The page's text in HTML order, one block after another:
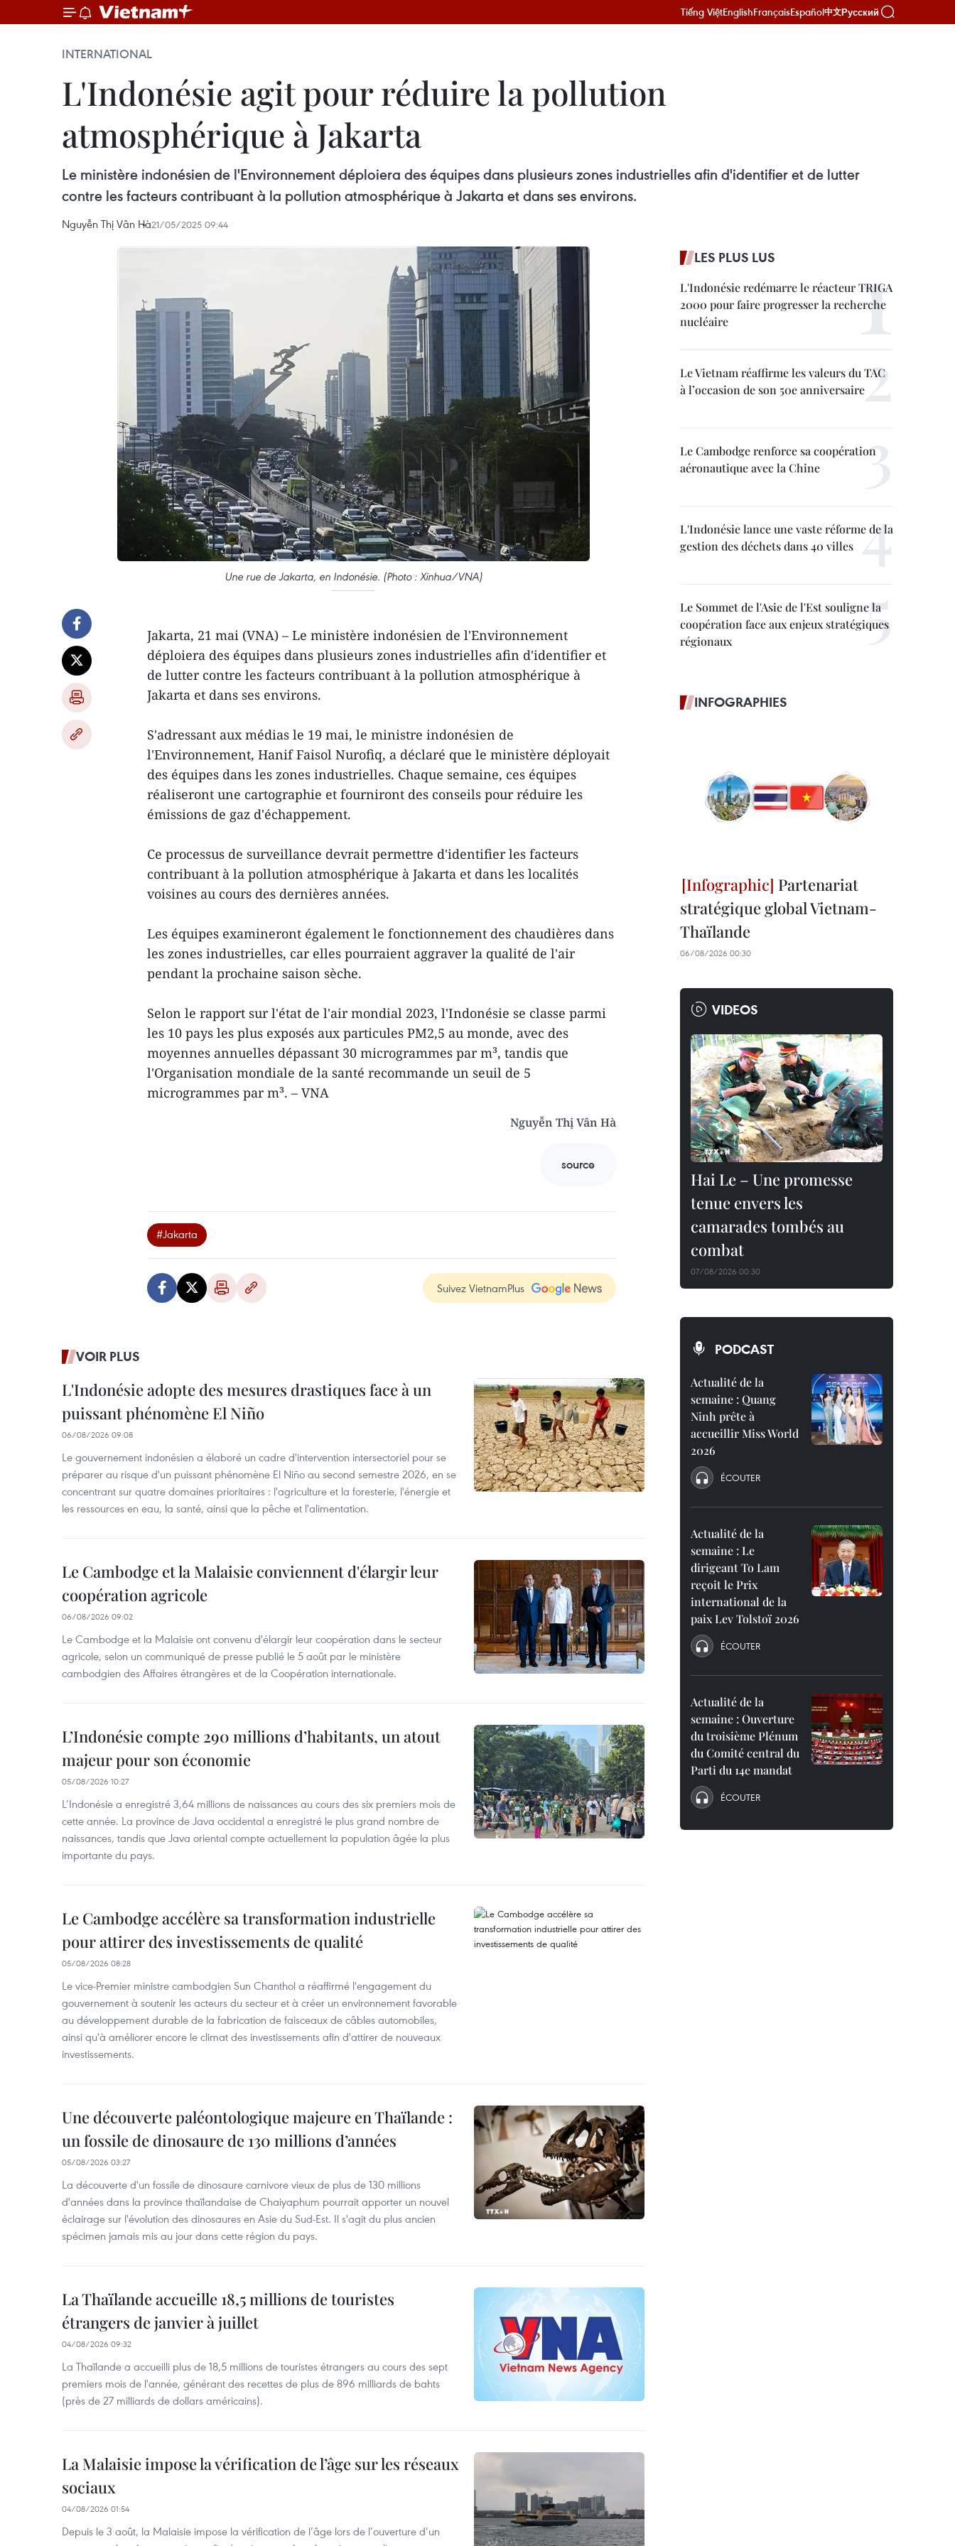
Tiếng ViệtEnglishFrançaisEspañol中文Русский
INTERNATIONAL
L'Indonésie agit pour réduire la pollution
atmosphérique à Jakarta
Le ministère indonésien de l'Environnement déploiera des équipes dans plusieurs zones industrielles afin d'identifier et de lutter
contre les facteurs contribuant à la pollution atmosphérique à Jakarta et dans ses environs.
Nguyễn Thị Vân Hà21/05/2025 09:44
Une rue de Jakarta, en Indonésie. (Photo : Xinhua/VNA)
Jakarta, 21 mai (VNA) – Le ministère indonésien de l'Environnement
déploiera des équipes dans plusieurs zones industrielles afin d'identifier et
de lutter contre les facteurs contribuant à la pollution atmosphérique à
Jakarta et dans ses environs.
S'adressant aux médias le 19 mai, le ministre indonésien de
l'Environnement, Hanif Faisol Nurofiq, a déclaré que le ministère déployait
des équipes dans les zones industrielles. Chaque semaine, ces équipes
réaliseront une cartographie et fourniront des conseils pour réduire les
émissions de gaz d'échappement.
Ce processus de surveillance devrait permettre d'identifier les facteurs
contribuant à la pollution atmosphérique à Jakarta et dans les localités
voisines au cours des dernières années.
Les équipes examineront également le fonctionnement des chaudières dans
les zones industrielles, car elles pourraient aggraver la qualité de l'air
pendant la prochaine saison sèche.
Selon le rapport sur l'état de l'air mondial 2023, l'Indonésie se classe parmi
les 10 pays les plus exposés aux particules PM2,5 au monde, avec des
moyennes annuelles dépassant 30 microgrammes par m³, tandis que
l'Organisation mondiale de la santé recommande un seuil de 5
microgrammes par m³. – VNA
Nguyễn Thị Vân Hà
source
#Jakarta
Suivez VietnamPlus
VOIR PLUS
L'Indonésie adopte des mesures drastiques face à un
puissant phénomène El Niño
06/08/2026 09:08
Le gouvernement indonésien a élaboré un cadre d'intervention intersectoriel pour se
préparer au risque d'un puissant phénomène El Niño au second semestre 2026, en se
concentrant sur quatre domaines prioritaires : l'agriculture et la foresterie, l'énergie et
les ressources en eau, la santé, ainsi que la pêche et l'alimentation.
Le Cambodge et la Malaisie conviennent d'élargir leur
coopération agricole
06/08/2026 09:02
Le Cambodge et la Malaisie ont convenu d'élargir leur coopération dans le secteur
agricole, selon un communiqué de presse publié le 5 août par le ministère
cambodgien des Affaires étrangères et de la Coopération internationale.
L’Indonésie compte 290 millions d’habitants, un atout
majeur pour son économie
05/08/2026 10:27
L’Indonésie a enregistré 3,64 millions de naissances au cours des six premiers mois de
cette année. La province de Java occidental a enregistré le plus grand nombre de
naissances, tandis que Java oriental compte actuellement la population âgée la plus
importante du pays.
Le Cambodge accélère sa transformation industrielle
pour attirer des investissements de qualité
05/08/2026 08:28
Le vice-Premier ministre cambodgien Sun Chanthol a réaffirmé l'engagement du
gouvernement à soutenir les acteurs du secteur et à créer un environnement favorable
au développement durable de la fabrication de faisceaux de câbles automobiles,
ainsi qu'à améliorer encore le climat des investissements afin d'attirer de nouveaux
investissements.
Une découverte paléontologique majeure en Thaïlande :
un fossile de dinosaure de 130 millions d’années
05/08/2026 03:27
La découverte d'un fossile de dinosaure carnivore vieux de plus de 130 millions
d'années dans la province thaïlandaise de Chaiyaphum pourrait apporter un nouvel
éclairage sur l'évolution des dinosaures en Asie du Sud-Est. Il s'agit du plus ancien
spécimen jamais mis au jour dans cette région du pays.
La Thaïlande accueille 18,5 millions de touristes
étrangers de janvier à juillet
04/08/2026 09:32
La Thaïlande a accueilli plus de 18,5 millions de touristes étrangers au cours des sept
premiers mois de l'année, générant des recettes de plus de 896 milliards de bahts
(près de 27 milliards de dollars américains).
La Malaisie impose la vérification de l’âge sur les réseaux
sociaux
04/08/2026 01:54
Depuis le 3 août, la Malaisie impose la vérification de l’âge lors de l’ouverture d’un
LES PLUS LUS
L'Indonésie redémarre le réacteur TRIGA
2000 pour faire progresser la recherche
nucléaire
Le Vietnam réaffirme les valeurs du TAC
à l’occasion de son 50e anniversaire
Le Cambodge renforce sa coopération
aéronautique avec la Chine
L'Indonésie lance une vaste réforme de la
gestion des déchets dans 40 villes
Le Sommet de l'Asie de l'Est souligne la
coopération face aux enjeux stratégiques
régionaux
INFOGRAPHIES
Partenariat
stratégique global Vietnam-
Thaïlande
06/08/2026 00:30
VIDEOS
Hai Le – Une promesse
tenue envers les
camarades tombés au
combat
07/08/2026 00:30
PODCAST
Actualité de la
semaine : Quang
Ninh prête à
accueillir Miss World
2026
ÉCOUTER
Actualité de la
semaine : Le
dirigeant To Lam
reçoit le Prix
international de la
paix Lev Tolstoï 2026
ÉCOUTER
Actualité de la
semaine : Ouverture
du troisième Plénum
du Comité central du
Parti du 14e mandat
ÉCOUTER